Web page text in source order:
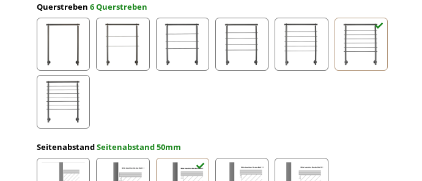
Querstreben 6 Querstreben
ohne Querstreben
SeitenabstandSeitenabstand 50mm